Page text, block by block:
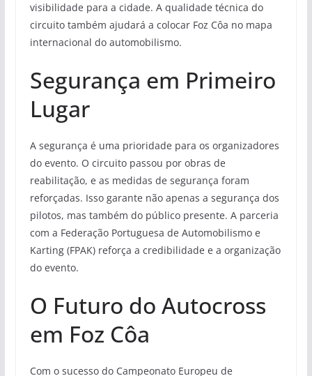
visibilidade para a cidade. A qualidade técnica do
circuito também ajudará a colocar Foz Côa no mapa
internacional do automobilismo.
Segurança em Primeiro
Lugar
A segurança é uma prioridade para os organizadores
do evento. O circuito passou por obras de
reabilitação, e as medidas de segurança foram
reforçadas. Isso garante não apenas a segurança dos
pilotos, mas também do público presente. A parceria
com a Federação Portuguesa de Automobilismo e
Karting (FPAK) reforça a credibilidade e a organização
do evento.
O Futuro do Autocross
em Foz Côa
Com o sucesso do Campeonato Europeu de